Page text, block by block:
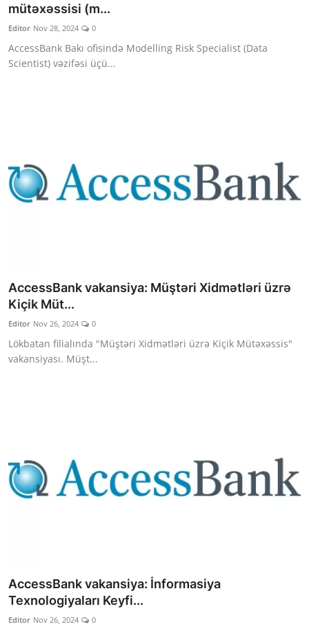
mütəxəssisi (m...
Editor Nov 28, 2024 0
AccessBank Bakı ofisində Modelling Risk Specialist (Data
Scientist) vəzifəsi üçü...
AccessBank vakansiya: Müştəri Xidmətləri üzrə
Kiçik Müt...
Editor Nov 26, 2024 0
Lökbatan filialında "Müştəri Xidmətləri üzrə Kiçik Mütəxəssis"
vakansiyası. Müşt...
AccessBank vakansiya: İnformasiya
Texnologiyaları Keyfi...
Editor Nov 26, 2024 0